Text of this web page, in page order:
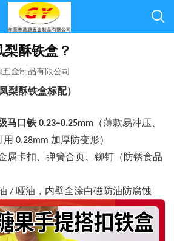
酥铁盒？
金制品有限公司
梨酥铁盒标配）
马口铁0.23–0.25mm （薄款易冲压、
用 0.28mm 加厚防变形）
属卡扣、弹簧合页、铆钉（防锈食品
/ 哑油，内壁全涂白磁防油防腐蚀